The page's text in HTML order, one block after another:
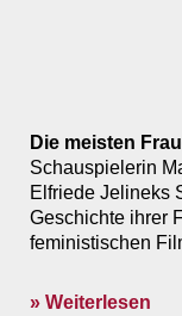
Die meisten
Schauspielerin
Elfriede Jelineks
Geschichte ihrer
feministischen
» Weiterlesen